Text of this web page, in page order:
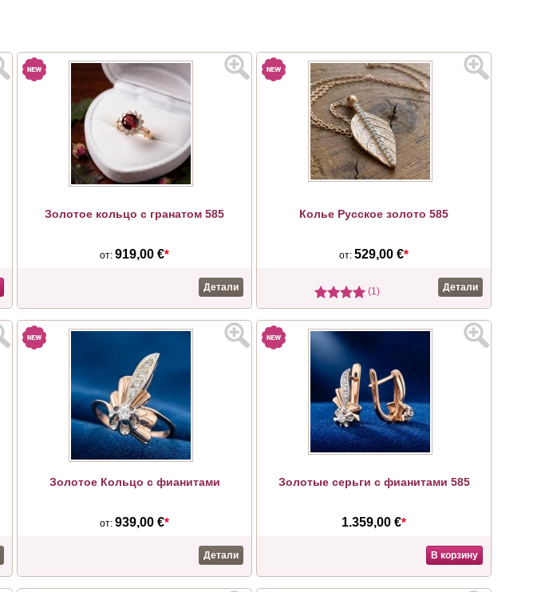
Золотое кольцо с гранатом 585
от: 919,00 €*
Детали
Колье Русское золото 585
от: 529,00 €*
(1) Детали
Золотое Кольцо с фианитами
от: 939,00 €*
Детали
Золотые серьги с фианитами 585
1.359,00 €*
В корзину